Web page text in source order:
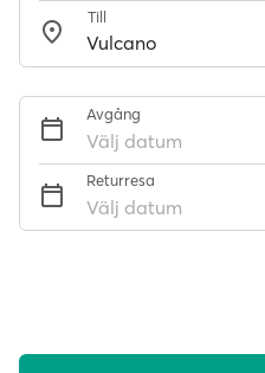
Till
Avgång
Välj datum
Returresa
Välj datum